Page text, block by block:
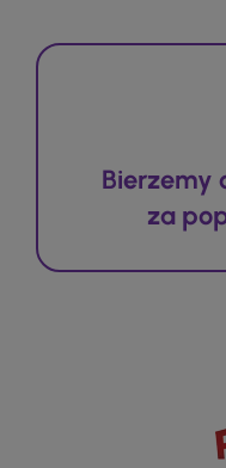
Bierzemy
za